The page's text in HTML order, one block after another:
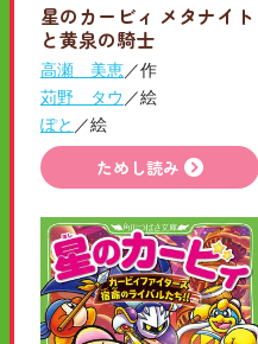
星のカービィ メタナイト
と黄泉の騎士
高瀬 美恵／作
苅野 タウ ／絵
ぽと ／絵
ためし読み